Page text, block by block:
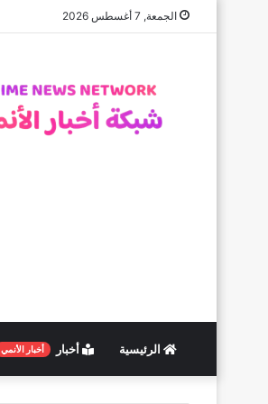
الجمعة, 7 أغسطس 2026
الرئيسية أخبار أخبار الأنمي